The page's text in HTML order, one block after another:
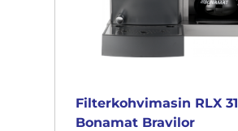
Filterkohvimasin RLX 31
Bonamat Bravilor